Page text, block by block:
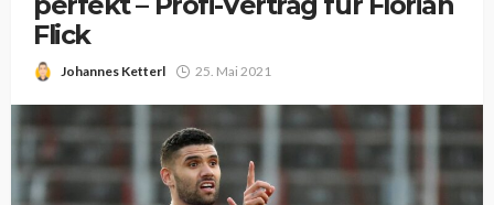
Flick
Johannes Ketterl 25. Mai 2021